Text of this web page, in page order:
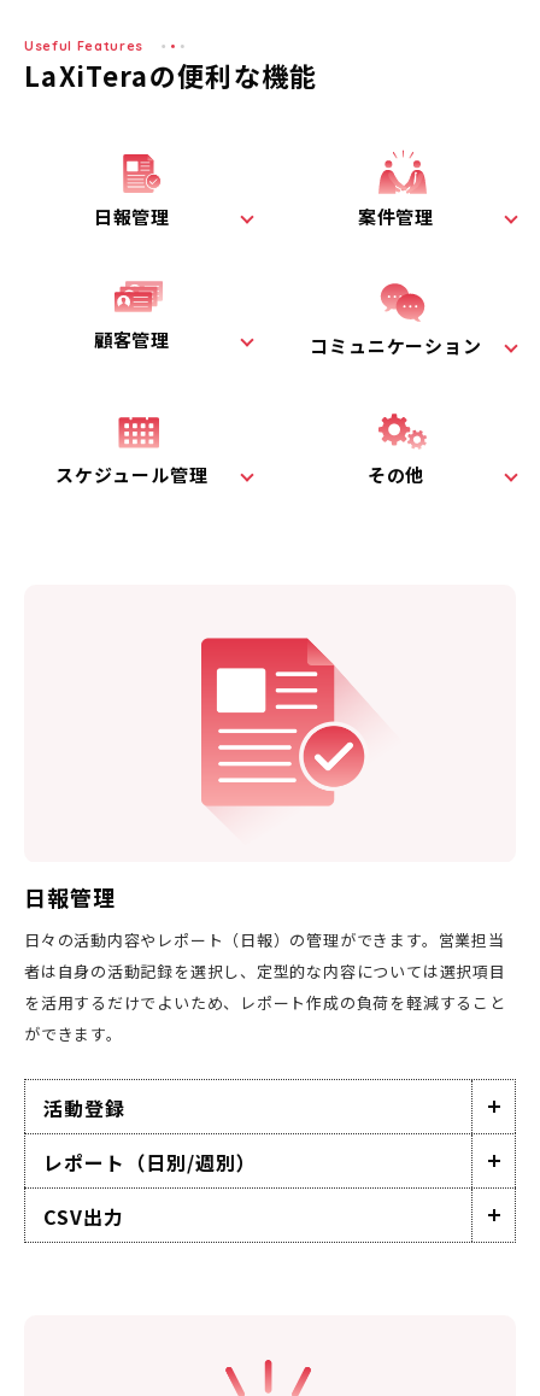
お問い合わせ
Useful Features
LaXiTeraの便利な機能
日報管理 案件管理
顧客管理 コミュニケーション
スケジュール管理 その他
日報管理
日々の活動内容やレポート（日報）の管理ができます。営業担当
者は自身の活動記録を選択し、定型的な内容については選択項目
を活用するだけでよいため、レポート作成の負荷を軽減すること
ができます。
活動登録
レポート（日別/週別）
CSV出力